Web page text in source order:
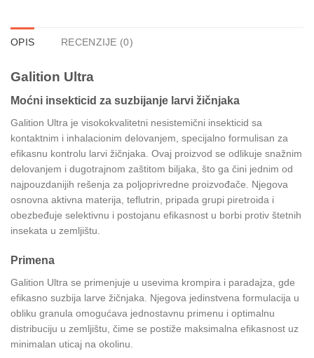
OPIS RECENZIJE (0)
Galition Ultra
Moćni insekticid za suzbijanje larvi žičnjaka
Galition Ultra je visokokvalitetni nesistemični insekticid sa
kontaktnim i inhalacionim delovanjem, specijalno formulisan za
efikasnu kontrolu larvi žičnjaka. Ovaj proizvod se odlikuje snažnim
delovanjem i dugotrajnom zaštitom biljaka, što ga čini jednim od
najpouzdanijih rešenja za poljoprivredne proizvođače. Njegova
osnovna aktivna materija, teflutrin, pripada grupi piretroida i
obezbeđuje selektivnu i postojanu efikasnost u borbi protiv štetnih
insekata u zemljištu.
Primena
Galition Ultra se primenjuje u usevima krompira i paradajza, gde
efikasno suzbija larve žičnjaka. Njegova jedinstvena formulacija u
obliku granula omogućava jednostavnu primenu i optimalnu
distribuciju u zemljištu, čime se postiže maksimalna efikasnost uz
minimalan uticaj na okolinu.